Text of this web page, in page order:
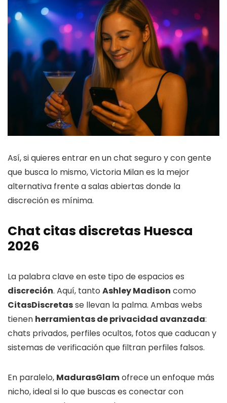
Así, si quieres entrar en un chat seguro y con gente
que busca lo mismo, Victoria Milan es la mejor
alternativa frente a salas abiertas donde la
discreción es mínima.
Chat citas discretas Huesca
2026
La palabra clave en este tipo de espacios es
discreción. Aquí, tanto Ashley Madison como
CitasDiscretasse llevan la palma. Ambas webs
tienen herramientas de privacidad avanzada:
chats privados, perfiles ocultos, fotos que caducan y
sistemas de verificación que filtran perfiles falsos.
En paralelo, MadurasGlamofrece un enfoque más
nicho, ideal si lo que buscas es conectar con